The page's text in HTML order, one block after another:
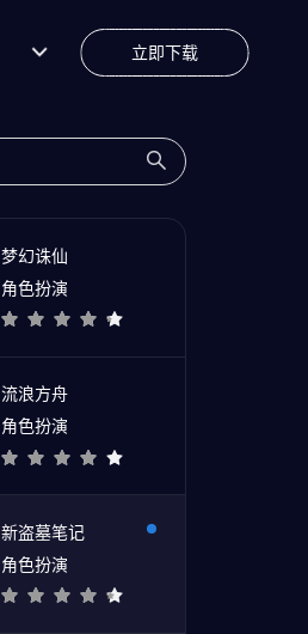
立即下载
梦幻诛仙
角色扮演
流浪方舟
角色扮演
新盗墓笔记
角色扮演